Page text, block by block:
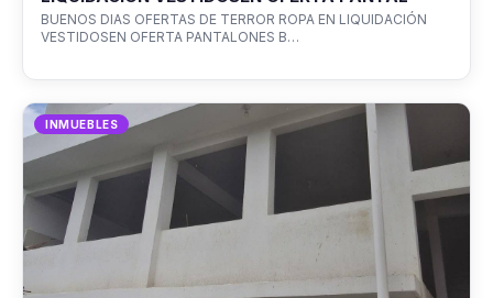
BUENOS DIAS OFERTAS DE TERROR ROPA EN LIQUIDACIÓN
VESTIDOSEN OFERTA PANTALONES B…
INMUEBLES